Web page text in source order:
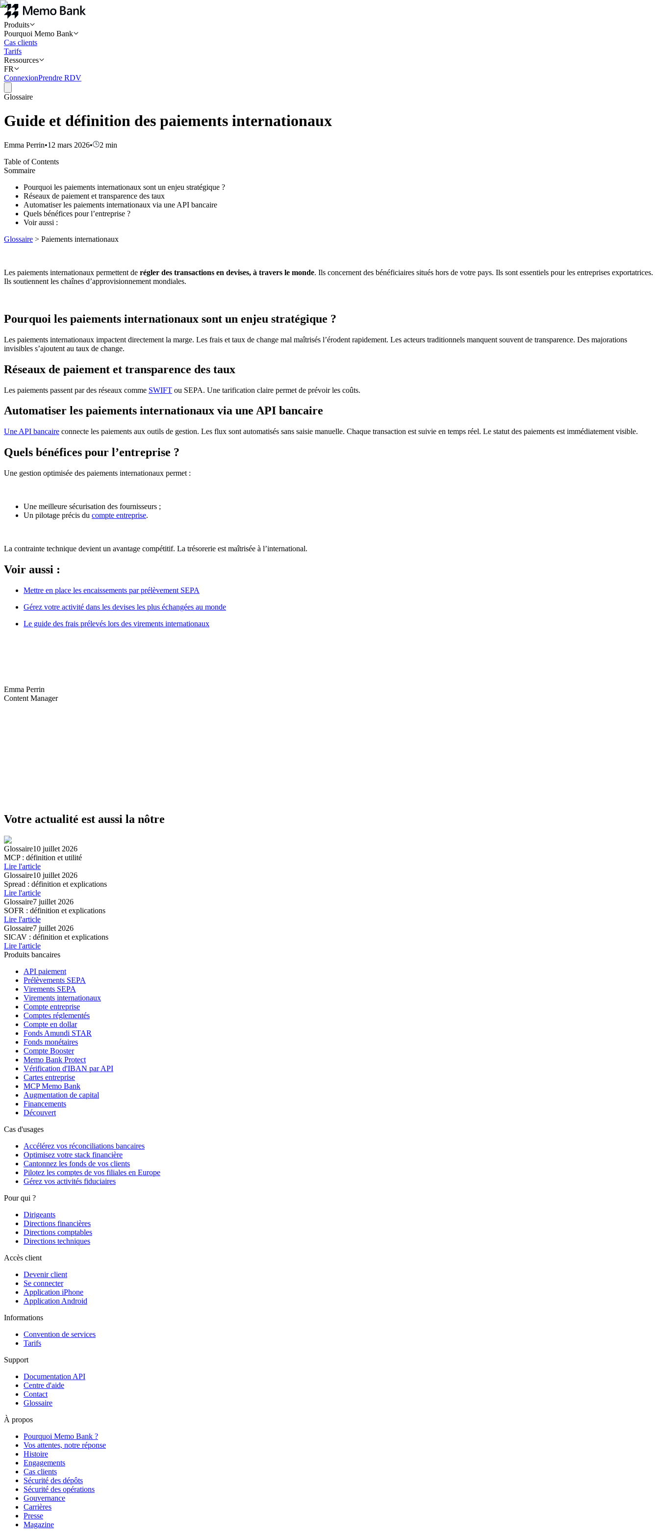
Produits
Pourquoi Memo Bank
Cas clients
Tarifs
Ressources
FR
ConnexionPrendre RDV
Glossaire
Guide et définition des paiements internationaux
Emma Perrin•12 mars 2026• 2 min
Table of Contents
Sommaire
Pourquoi les paiements internationaux sont un enjeu stratégique ?
Réseaux de paiement et transparence des taux
Automatiser les paiements internationaux via une API bancaire
Quels bénéfices pour l’entreprise ?
Voir aussi :
Glossaire > Paiements internationaux
Les paiements internationaux permettent de régler des transactions en devises, à travers le monde. Ils concernent des bénéficiaires situés hors de votre pays. Ils sont essentiels pour les entreprises exportatrices.
Ils soutiennent les chaînes d’approvisionnement mondiales.
Pourquoi les paiements internationaux sont un enjeu stratégique ?
Les paiements internationaux impactent directement la marge. Les frais et taux de change mal maîtrisés l’érodent rapidement. Les acteurs traditionnels manquent souvent de transparence. Des majorations
invisibles s’ajoutent au taux de change.
Réseaux de paiement et transparence des taux
Les paiements passent par des réseaux comme SWIFT ou SEPA. Une tarification claire permet de prévoir les coûts.
Automatiser les paiements internationaux via une API bancaire
Une API bancaire connecte les paiements aux outils de gestion. Les flux sont automatisés sans saisie manuelle. Chaque transaction est suivie en temps réel. Le statut des paiements est immédiatement visible.
Quels bénéfices pour l’entreprise ?
Une gestion optimisée des paiements internationaux permet :
Une meilleure sécurisation des fournisseurs ;
Un pilotage précis du compte entreprise.
La contrainte technique devient un avantage compétitif. La trésorerie est maîtrisée à l’international.
Voir aussi :
Mettre en place les encaissements par prélèvement SEPA
Gérez votre activité dans les devises les plus échangées au monde
Le guide des frais prélevés lors des virements internationaux
Emma Perrin
Content Manager
Votre actualité est aussi la nôtre
Glossaire10 juillet 2026
MCP : définition et utilité
Lire l'article
Glossaire10 juillet 2026
Spread : définition et explications
Lire l'article
Glossaire7 juillet 2026
SOFR : définition et explications
Lire l'article
Glossaire7 juillet 2026
SICAV : définition et explications
Lire l'article
Produits bancaires
API paiement
Prélèvements SEPA
Virements SEPA
Virements internationaux
Compte entreprise
Comptes réglementés
Compte en dollar
Fonds Amundi STAR
Fonds monétaires
Compte Booster
Memo Bank Protect
Vérification d'IBAN par API
Cartes entreprise
MCP Memo Bank
Augmentation de capital
Financements
Découvert
Cas d'usages
Accélérez vos réconciliations bancaires
Optimisez votre stack financière
Cantonnez les fonds de vos clients
Pilotez les comptes de vos filiales en Europe
Gérez vos activités fiduciaires
Pour qui ?
Dirigeants
Directions financières
Directions comptables
Directions techniques
Accès client
Devenir client
Se connecter
Application iPhone
Application Android
Informations
Convention de services
Tarifs
Support
Documentation API
Centre d'aide
Contact
Glossaire
À propos
Pourquoi Memo Bank ?
Vos attentes, notre réponse
Histoire
Engagements
Cas clients
Sécurité des dépôts
Sécurité des opérations
Gouvernance
Carrières
Presse
Magazine